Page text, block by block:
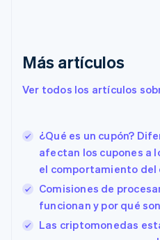
Más artículos
Ver todos los artículos
¿Qué es un cupón?
afectan los cupones a
el comportamiento del
Comisiones de
funcionan y por qué
Las criptomonedas
English
Eslovaquia
España
EspañolEnglish
Estados Unidos
English Español 简体中文
English
Finlandia